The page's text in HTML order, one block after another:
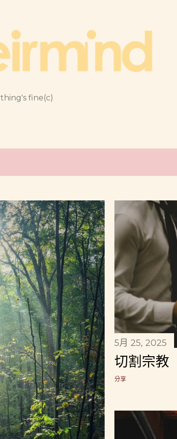
fine(c)
5月 25, 2025
切割宗教
分享